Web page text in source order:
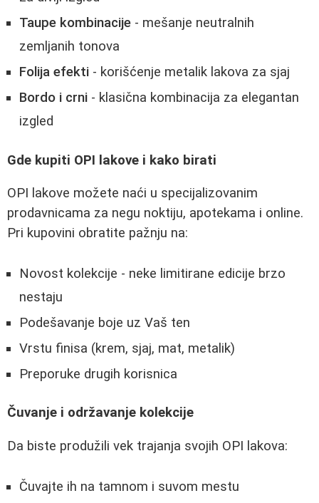
Taupe kombinacije - mešanje neutralnih
zemljanih tonova
Folija efekti - korišćenje metalik lakova za sjaj
Bordo i crni - klasična kombinacija za elegantan
izgled
Gde kupiti OPI lakove i kako birati
OPI lakove možete naći u specijalizovanim
prodavnicama za negu noktiju, apotekama i online.
Pri kupovini obratite pažnju na:
Novost kolekcije - neke limitirane edicije brzo
nestaju
Podešavanje boje uz Vaš ten
Vrstu finisa (krem, sjaj, mat, metalik)
Preporuke drugih korisnica
Čuvanje i održavanje kolekcije
Da biste produžili vek trajanja svojih OPI lakova:
Čuvajte ih na tamnom i suvom mestu